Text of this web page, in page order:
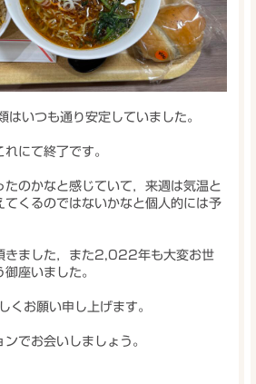
いつも通り安定していました。
にて終了です。
たのかなと感じていて，来週は気温と
てくるのではないかなと個人的には予
きました，また2,022年も大変お世
座いました。
お願い申し上げます。
でお会いしましょう。